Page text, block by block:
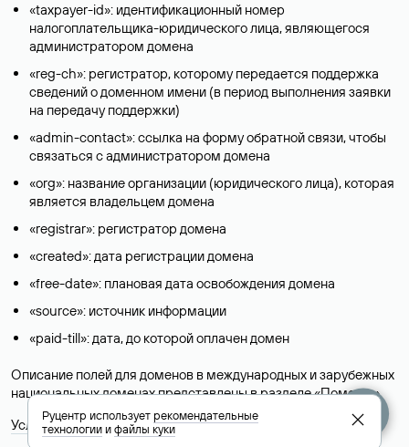
«taxpayer-id»: идентификационный номер
налогоплательщика-юридического лица, являющегося
администратором домена
«reg-ch»: регистратор, которому передается поддержка
сведений о доменном имени (в период выполнения заявки
на передачу поддержки)
«admin-contact»: ссылка на форму обратной связи, чтобы
связаться с администратором домена
«org»: название организации (юридического лица), которая
является владельцем домена
«registrar»: регистратор домена
«created»: дата регистрации домена
«free-date»: плановая дата освобождения домена
«source»: источник информации
«paid-till»: дата, до которой оплачен домен
Описание полей для доменов в международных и зарубежных
национальных доменах представлены в разделе «Помощь».
Условия использования Whois-сервиса
Руцентр используетрекомендательные
технологииифайлы куки